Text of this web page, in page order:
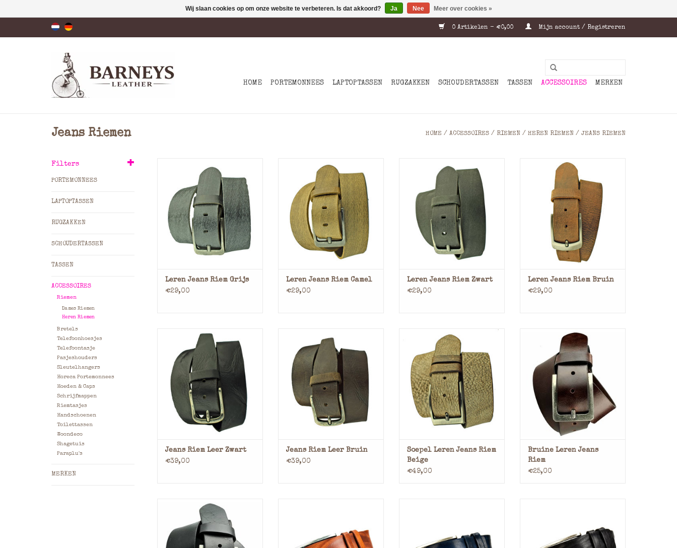
0 Artikelen - €0,00 Mijn account / Registreren
HOME PORTEMONNEES LAPTOPTASSEN RUGZAKKEN SCHOUDERTASSEN TASSEN ACCESSOIRES MERKEN
Jeans Riemen HOME / ACCESSOIRES / RIEMEN / HEREN RIEMEN / JEANS RIEMEN
Filters
PORTEMONNEES
LAPTOPTASSEN
RUGZAKKEN
SCHOUDERTASSEN
TASSEN
ACCESSOIRES
Riemen
Dames Riemen
Heren Riemen
Bretels
Telefoonhoesjes
Telefoontasje
Pasjeshouders
Sleutelhangers
Horeca Portemonnees
Hoeden & Caps
Schrijfmappen
Riemtasjes
Handschoenen
Toilettassen
Woondeco
Shagetuis
Paraplu's
MERKEN
Kleur: Zand
Breedte: 4 cm
Deze leren riem zal op maat
gemaakt worden bandwijdtes
korter dan 75 is mogelijk
a.u.b. aangeven bij
opmerkingen.
Leren Jeans Riem Grijs
€29,00
Kleur: Donkerbruin
Breedte: 4 cm
Deze leren riem zal op maat
gemaakt worden bandwijdtes
korter dan 75 is mogelijk
a.u.b. aangeven bij
opmerkingen.
TOEVOEGEN AAN WINKELWAGEN
Leren Jeans Riem Camel
€29,00
Kleur: Zwart
Breedte: 4 cm
Deze leren riem zal op maat
gemaakt worden bandwijdtes
korter dan 75 is mogelijk
a.u.b. aangeven bij
opmerkingen.
TOEVOEGEN AAN WINKELWAGEN
Leren Jeans Riem Zwart
€29,00
Materiaal: Leder
Kleur: Vintage bruin
Breedte: 4 cm
Deze leren riem zal op maat
gemaakt worden bandwijdtes
korter dan 75 is mogelijk
a.u.b. aangeven bij
opmerkingen.
TOEVOEGEN AAN WINKELWAGEN
Leren Jeans Riem Bruin
€29,00
Materiaal: Leder
Kleur: Cognac
Breedte: 4 cm
Deze leren riem zal op maat
gemaakt worden bandwijdtes
korter dan 75 is mogelijk
a.u.b. aangeven bij
opmerkingen.
TOEVOEGEN AAN WINKELWAGEN
Jeans Riem Leer Zwart
€39,00
Kleur: Cognac
Breedte: 4 cm
Deze leren riem zal op maat
gemaakt worden bandwijdtes
korter dan 75 is mogelijk
a.u.b. aangeven bij
opmerkingen.
Jeans Riem Leer Bruin
€39,00
Materiaal: Leder
Kleur: Cognac
Breedte: 4 cm
Deze leren riem zal op maat
gemaakt worden bandwijdtes
korter dan 75 is mogelijk
a.u.b. aangeven bij
opmerkingen.
TOEVOEGEN AAN WINKELWAGEN
Soepel Leren Jeans Riem
Beige
€49,00
Materiaal: Leder
Kleur: Bruin
Breedte: 4 cm
Deze leren riem zal op maat
gemaakt worden bandwijdtes
korter dan 75 is mogelijk
a.u.b. aangeven bij
opmerkingen.
TOEVOEGEN AAN WINKELWAGEN
Bruine Leren Jeans
Riem
€25,00
Materiaal: Leder
Kleur: Zwart
Breedte: 4 cm
Deze leren riem zal op maat
met onze stoere leren
herenriem in een prachtige
met onze stoere leren
herenriem in een prachtige
met onze stoere leren
herenriem in een prachtige
Wij slaan cookies op om onze website te verbeteren. Is dat akkoord? Ja Nee Meer over cookies »